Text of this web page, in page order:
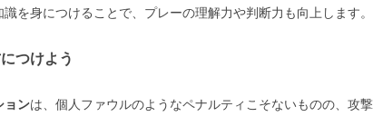
を身につけることで、プレーの理解力や判断力も向上します。
つけよう
ョンは、個人ファウルのようなペナルティこそないものの、攻撃